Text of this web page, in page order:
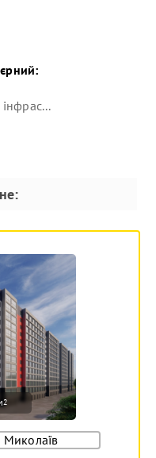
:
2
Миколаїв